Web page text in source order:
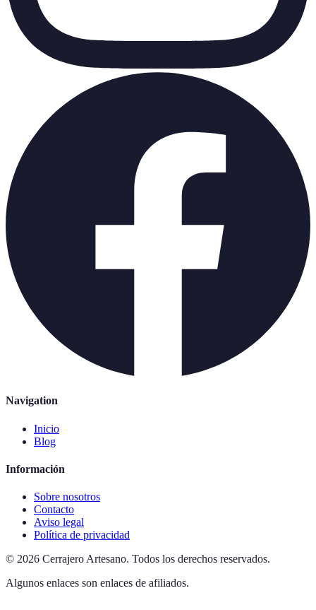
Navigation
Inicio
Blog
Información
Sobre nosotros
Contacto
Aviso legal
Política de privacidad
© 2026 Cerrajero Artesano. Todos los derechos reservados.
Algunos enlaces son enlaces de afiliados.